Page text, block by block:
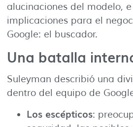
alucinaciones del modelo,
implicaciones para el
Google: el buscador.
Una batalla
Suleyman describió una
dentro del equipo de
Los escépticos: